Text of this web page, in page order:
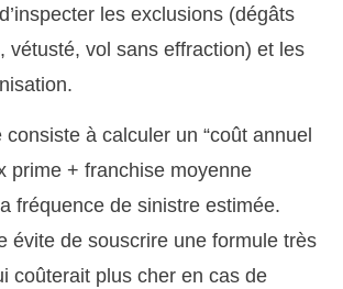
les exclusions (dégâts
vétusté, vol sans effraction) et les
à calculer un “coût annuel
prime + franchise moyenne
fréquence de sinistre estimée.
évite de souscrire une formule très
coûterait plus cher en cas de